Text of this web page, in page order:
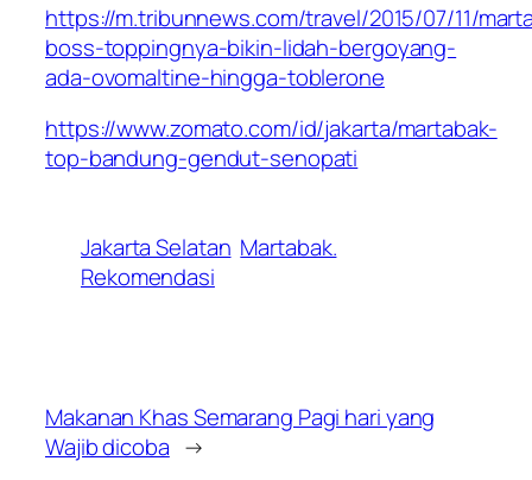
https://m.tribunnews.com/travel/2015/07/11/
boss-toppingnya-bikin-lidah-bergoyang-
ada-ovomaltine-hingga-toblerone
https://www.zomato.com/id/jakarta/martabak-
top-bandung-gendut-senopati
Jakarta Selatan Martabak.
Rekomendasi
Makanan Khas Semarang Pagi hari yang
Wajib dicoba →